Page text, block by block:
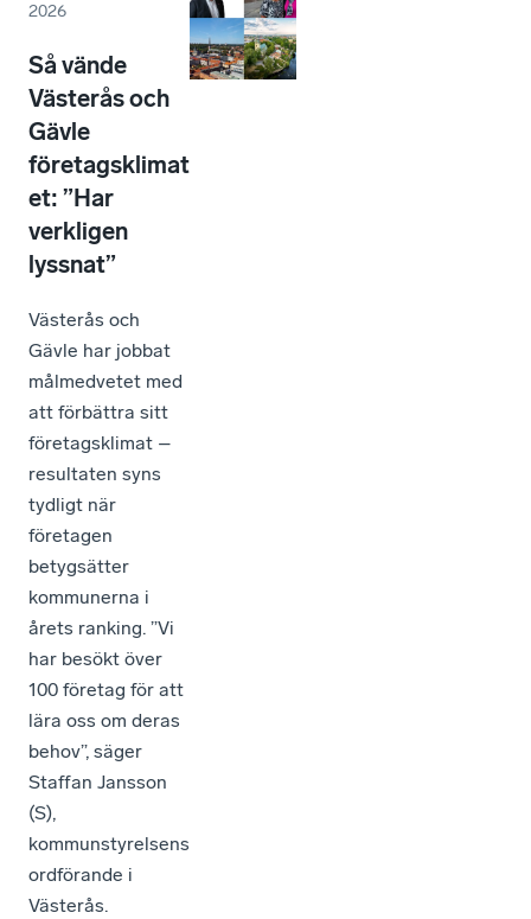
2026
Så vände
Västerås och
Gävle
företagsklimat
et: ”Har
verkligen
lyssnat”
Västerås och
Gävle har jobbat
målmedvetet med
att förbättra sitt
företagsklimat –
resultaten syns
tydligt när
företagen
betygsätter
kommunerna i
årets ranking. ”Vi
har besökt över
100 företag för att
lära oss om deras
behov”, säger
Staffan Jansson
(S),
kommunstyrelsens
ordförande i
Västerås.